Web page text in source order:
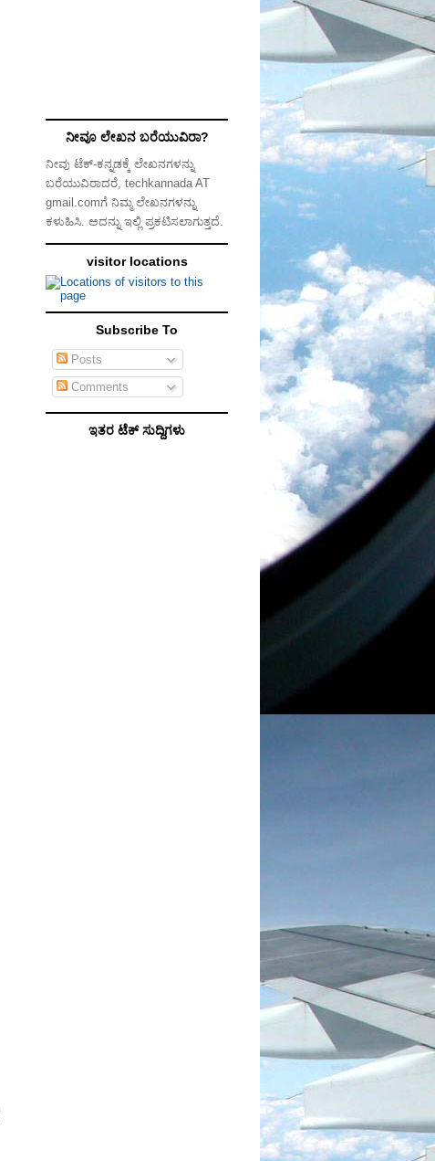
ನೀವೂ ಲೇಖನ ಬರೆಯುವಿರಾ?
ನೀವು ಟೆಕ್-ಕನ್ನಡಕ್ಕೆ ಲೇಖನಗಳನ್ನು
ಬರೆಯುವಿರಾದರೆ, techkannada AT
gmail.comಗೆ ನಿಮ್ಮ ಲೇಖನಗಳನ್ನು
ಕಳುಹಿಸಿ. ಅದನ್ನು ಇಲ್ಲಿ ಪ್ರಕಟಿಸಲಾಗುತ್ತದೆ.
visitor locations
Subscribe To
Posts
Comments
ಇತರ ಟೆಕ್ ಸುದ್ದಿಗಳು